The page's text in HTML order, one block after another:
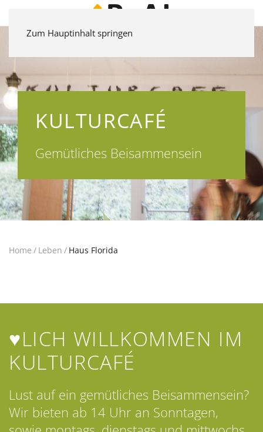
Zum Hauptinhalt springen
KULTURCAFÉ
Gemütliches Beisammensein
Home Leben Haus Florida
♥LICH WILLKOMMEN IM
KULTURCAFÉ
Lust auf ein gemütliches Beisammensein?
Wir bieten ab 14 Uhr an Sonntagen,